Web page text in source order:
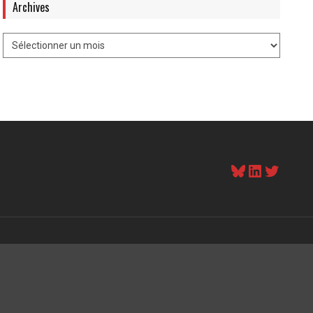
Archives
Bluesky